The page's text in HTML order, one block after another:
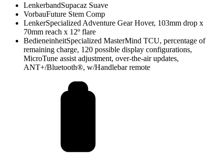
LenkerbandSupacaz Suave
VorbauFuture Stem Comp
LenkerSpecialized Adventure Gear Hover, 103mm drop x
70mm reach x 12º flare
BedieneinheitSpecialized MasterMind TCU, percentage of
remaining charge, 120 possible display configurations,
MicroTune assist adjustment, over-the-air updates,
ANT+/Bluetooth®, w/Handlebar remote